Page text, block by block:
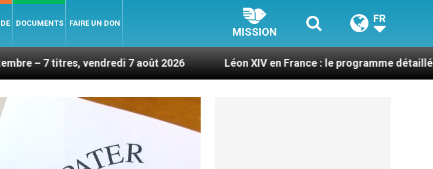
DOCUMENTS FAIRE UN DON
MISSION
FR
7 août 2026 Léon XIV en France : le programme détaillé de sa visite en